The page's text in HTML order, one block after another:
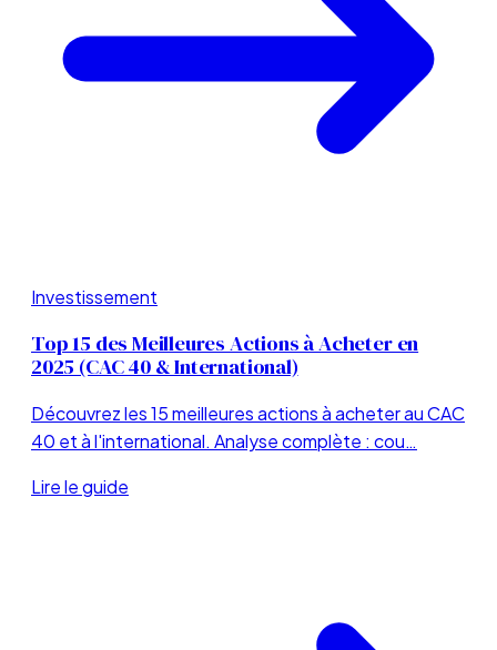
Investissement
Top 15 des Meilleures Actions à Acheter en
2025 (CAC 40 & International)
Découvrez les 15 meilleures actions à acheter au CAC
40 et à l'international. Analyse complète : cou…
Lire le guide